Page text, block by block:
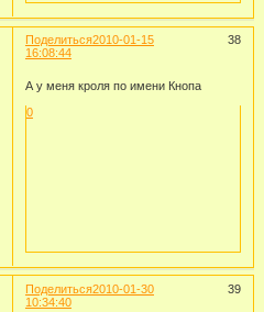
Поделиться 38
2010-01-15
16:08:44
А у меня кроля по имени Кнопа
0
Поделиться 39
2010-01-30
10:34:40